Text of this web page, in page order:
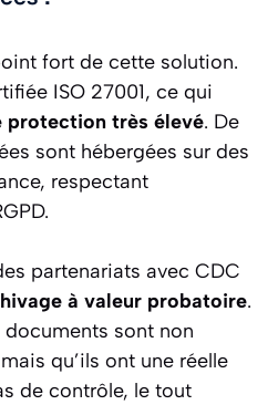
fort de cette solution.
ISO 27001, ce qui
protection très élevé. De
sont hébergées sur des
respectant
partenariats avec CDC
à valeur probatoire.
sont non
qu’ils ont une réelle
de contrôle, le tout